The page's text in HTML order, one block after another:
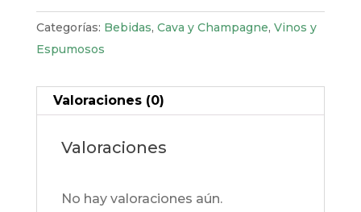
cantidad
Categorías: Bebidas, Cava y Champagne, Vinos y
Espumosos
Valoraciones (0)
Valoraciones
No hay valoraciones aún.